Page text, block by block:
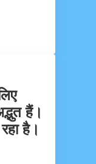
हैं।
है।